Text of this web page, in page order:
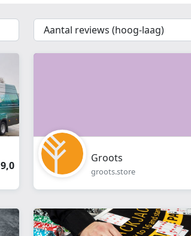
{{
__('Sort')
}}
9,0
Groots
groots.store